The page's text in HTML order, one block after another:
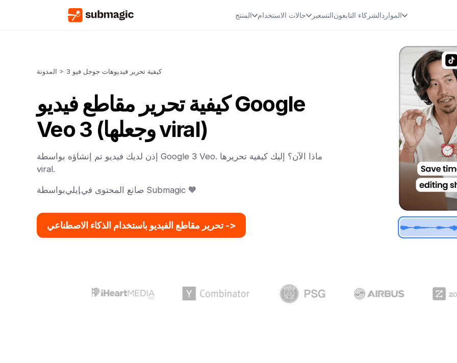
المنتج حالات الاستخدام التسعيرالشركاء التابعونالموارد
المدونة > كيفية تحرير فيديوهات جوجل فيو 3
كيفية تحرير مقاطع فيديو Google
Veo 3 (وجعلها viral)
إذن لديك فيديو تم إنشاؤه بواسطة Google 3 Veo. ماذا الآن؟ إليك كيفية تحريرها
viral.
بواسطةايلي, صانع المحتوى في Submagic 🧡
تحرير مقاطع الفيديو باستخدام الذكاء الاصطناعي ->